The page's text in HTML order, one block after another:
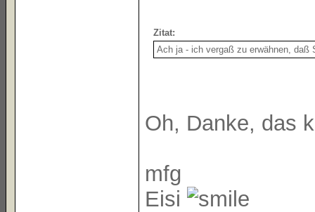
Zitat:
Ach ja - ich vergaß zu erwähnen, daß
Oh, Danke, das
mfg
Eisi